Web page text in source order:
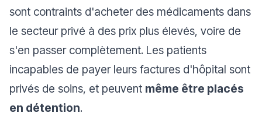
sont contraints d'acheter des médicaments dans
le secteur privé à des prix plus élevés, voire de
s'en passer complètement. Les patients
incapables de payer leurs factures d'hôpital sont
privés de soins, et peuvent même être placés
en détention.